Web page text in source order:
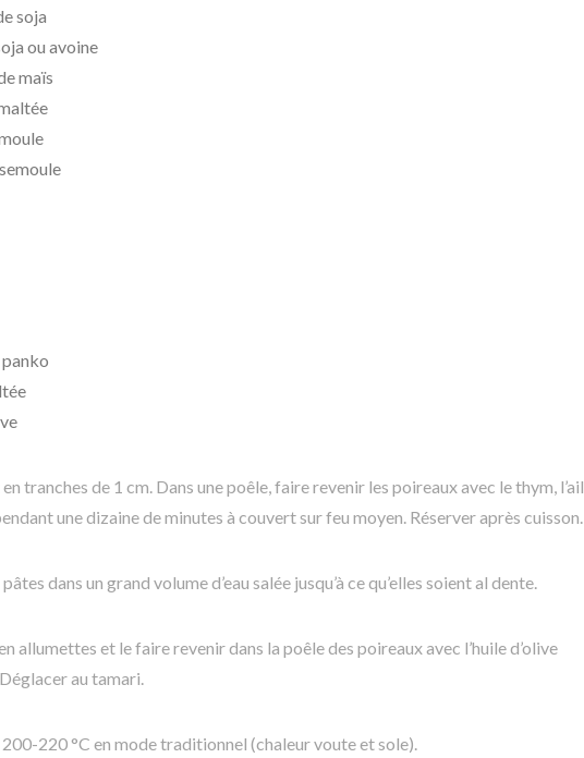
soja
ou avoine
maïs
tranches de 1 cm. Dans une poêle, faire revenir les poireaux avec le thym, l’ail
une dizaine de minutes à couvert sur feu moyen. Réserver après cuisson.
dans un grand volume d’eau salée jusqu’à ce qu’elles soient al dente.
allumettes et le faire revenir dans la poêle des poireaux avec l’huile d’olive
au tamari.
220 °C en mode traditionnel (chaleur voute et sole).